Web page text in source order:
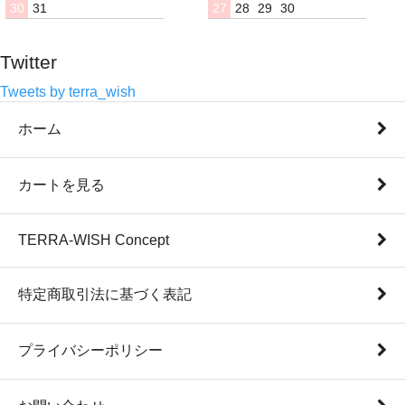
30 31 27 28 29 30
Twitter
Tweets by terra_wish
ホーム
カートを見る
TERRA-WISH Concept
特定商取引法に基づく表記
プライバシーポリシー